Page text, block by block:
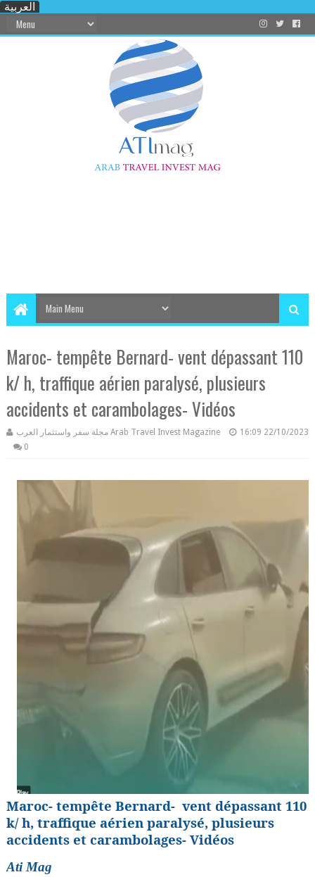
العربية
Maroc- tempête Bernard- vent dépassant 110
k/ h, traffique aérien paralysé, plusieurs
accidents et carambolages- Vidéos
مجلة سفر واستثمار العرب Arab Travel Invest Magazine 16:09 22/10/2023
0
Maroc- tempête Bernard- vent dépassant 110
k/ h, traffique aérien paralysé, plusieurs
accidents et carambolages- Vidéos
Ati Mag